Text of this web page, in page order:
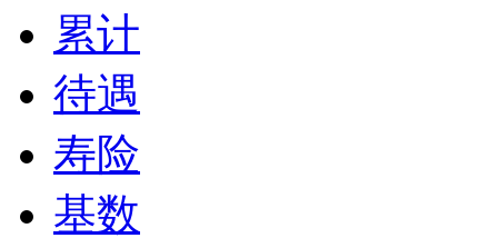
累计
待遇
寿险
基数